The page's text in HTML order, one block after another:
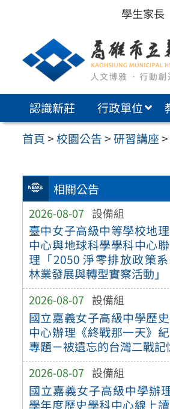
內
學生家長
認識新莊 行政單位
首頁>校園公告>研習講座
相關公告
2026-08-07 設備組
臺中女子高級中等學校地
中心與地球科學學科中心
理「2050 淨零排放政策系
林業發展與轉型實察活動」
2026-08-07 設備組
國立嘉義女子高級中學歷
中心辦理《終戰那一天》
專題－被遺忘的台灣二戰記
2026-08-07 設備組
國立嘉義女子高級中學辦
學年度歷史學科中心線上